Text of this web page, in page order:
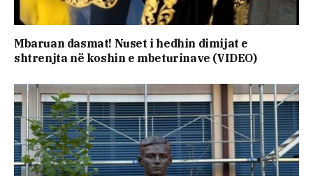
Mbaruan dasmat! Nuset i hedhin dimijat e
shtrenjta në koshin e mbeturinave (VIDEO)